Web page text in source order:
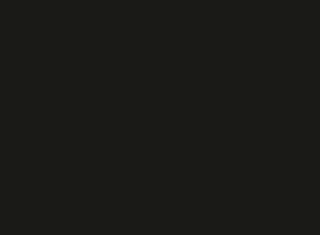
transferência para o Velho Continente,
em um futebol mais competitivo, o
para o seu desenvolvimento
ativo. A ideia do Tricolor era
euros (cerca de R$ 95,8 milhões na
mas não tanto. Além disso, deseja
do atacante.